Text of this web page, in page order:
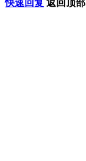
快速回复 返回顶部